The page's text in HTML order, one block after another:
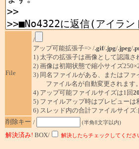
File
/
アップ可能拡張子=> /.gif/.jpg/.jpeg/
1) 太字の拡張子は画像として認識さ
2) 画像は初期状態で縮小サイズ
3) 同名ファイルがある、またはファ
ファイル名が自動変更されます。
4) アップ可能ファイルサイズは1回
5) ファイルアップ時はプレビューは
6) スレッド内の合計ファイルサイズ
削除キー / (半角8文字以内)
解決済み! BOX/ 解決したらチェックしてくださ